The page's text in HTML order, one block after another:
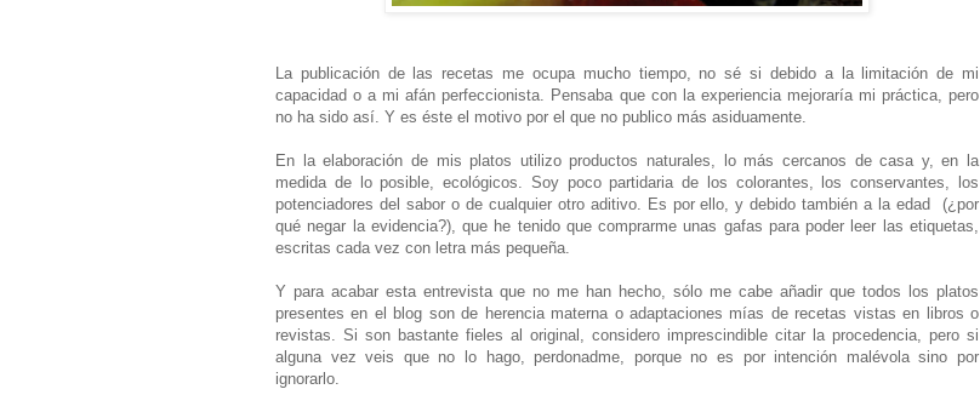
La publicación de las recetas me ocupa mucho tiempo, no sé si debido a la limitación de mi
capacidad o a mi afán perfeccionista. Pensaba que con la experiencia mejoraría mi práctica, pero
no ha sido así. Y es éste el motivo por el que no publico más asiduamente.
En la elaboración de mis platos utilizo productos naturales, lo más cercanos de casa y, en la
medida de lo posible, ecológicos. Soy poco partidaria de los colorantes, los conservantes, los
potenciadores del sabor o de cualquier otro aditivo. Es por ello, y debido también a la edad (¿por
qué negar la evidencia?), que he tenido que comprarme unas gafas para poder leer las etiquetas,
escritas cada vez con letra más pequeña.
Y para acabar esta entrevista que no me han hecho, sólo me cabe añadir que todos los platos
presentes en el blog son de herencia materna o adaptaciones mías de recetas vistas en libros o
revistas. Si son bastante fieles al original, considero imprescindible citar la procedencia, pero si
alguna vez veis que no lo hago, perdonadme, porque no es por intención malévola sino por
ignorarlo.